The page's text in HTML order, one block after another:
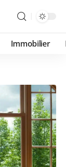
Immobilier